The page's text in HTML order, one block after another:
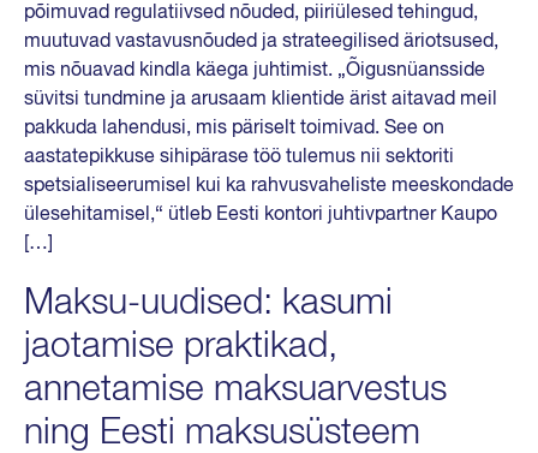
põimuvad regulatiivsed nõuded, piiriülesed tehingud,
muutuvad vastavusnõuded ja strateegilised äriotsused,
mis nõuavad kindla käega juhtimist. „Õigusnüansside
süvitsi tundmine ja arusaam klientide ärist aitavad meil
pakkuda lahendusi, mis päriselt toimivad. See on
aastatepikkuse sihipärase töö tulemus nii sektoriti
spetsialiseerumisel kui ka rahvusvaheliste meeskondade
ülesehitamisel,“ ütleb Eesti kontori juhtivpartner Kaupo
[…]
Maksu-uudised: kasumi
jaotamise praktikad,
annetamise maksuarvestus
ning Eesti maksusüsteem